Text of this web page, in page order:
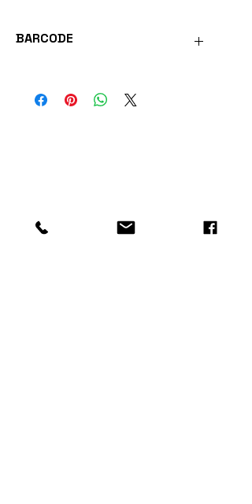
Colour 41
BARCODE